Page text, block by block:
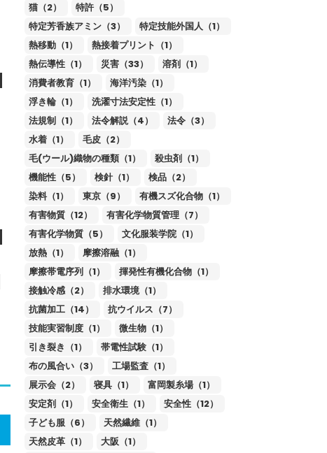
猫（2）
特許（5）
特定芳香族アミン（3）
特定技能外国人（1）
熱移動（1）
熱接着プリント（1）
熱伝導性（1）
災害（33）
溶剤（1）
消費者教育（1）
海洋汚染（1）
浮き輪（1）
洗濯寸法安定性（1）
法規制（1）
法令解説（4）
法令（3）
水着（1）
毛皮（2）
毛(ウール)織物の種類（1）
殺虫剤（1）
機能性（5）
検針（1）
検品（2）
染料（1）
東京（9）
有機スズ化合物（1）
有害物質（12）
有害化学物質管理（7）
有害化学物質（5）
文化服装学院（1）
放熱（1）
摩擦溶融（1）
摩擦帯電序列（1）
揮発性有機化合物（1）
接触冷感（2）
排水環境（1）
抗菌加工（14）
抗ウイルス（7）
技能実習制度（1）
微生物（1）
引き裂き（1）
帯電性試験（1）
布の風合い（3）
工場監査（1）
展示会（2）
寝具（1）
富岡製糸場（1）
安定剤（1）
安全衛生（1）
安全性（12）
子ども服（6）
天然繊維（1）
天然皮革（1）
大阪（1）